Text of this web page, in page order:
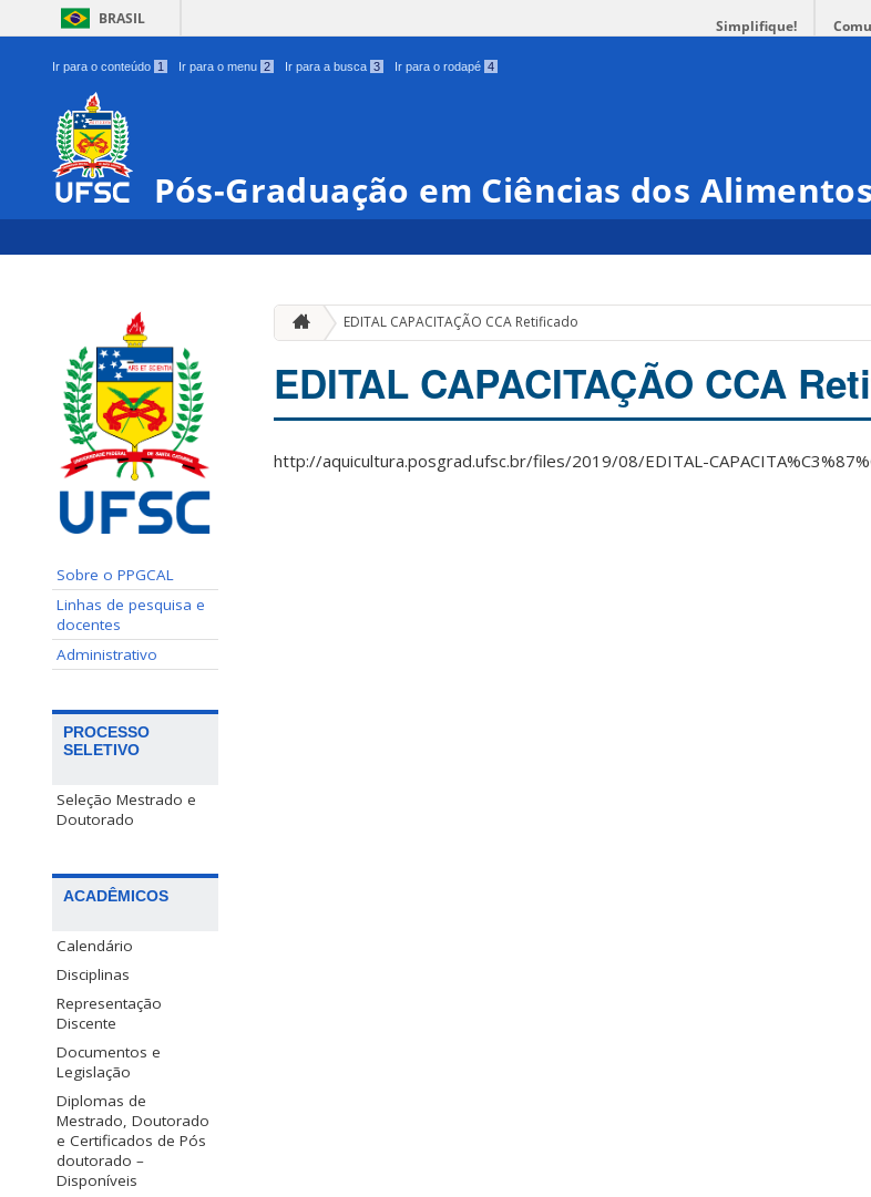
BRASIL Simplifique!
Ir para o conteúdo 1 Ir para o menu 2 Ir para a busca 3 Ir para o rodapé 4
Pós-Graduação em Ciências dos Alimentos
Sobre o PPGCAL
Linhas de pesquisa e
docentes
Administrativo
PROCESSO
SELETIVO
Seleção Mestrado e
Doutorado
ACADÊMICOS
Calendário
Disciplinas
Representação
Discente
Documentos e
Legislação
Diplomas de
Mestrado, Doutorado
e Certificados de Pós
doutorado –
Disponíveis
EDITAL CAPACITAÇÃO CCA Retificado
EDITAL CAPACITAÇÃO CCA
http://aquicultura.posgrad.ufsc.br/files/2019/08/EDITAL-